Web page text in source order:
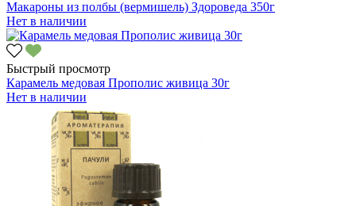
Макароны из полбы (вермишель) Здороведа 350г
Нет в наличии
Быстрый просмотр
Карамель медовая Прополис живица 30г
Нет в наличии